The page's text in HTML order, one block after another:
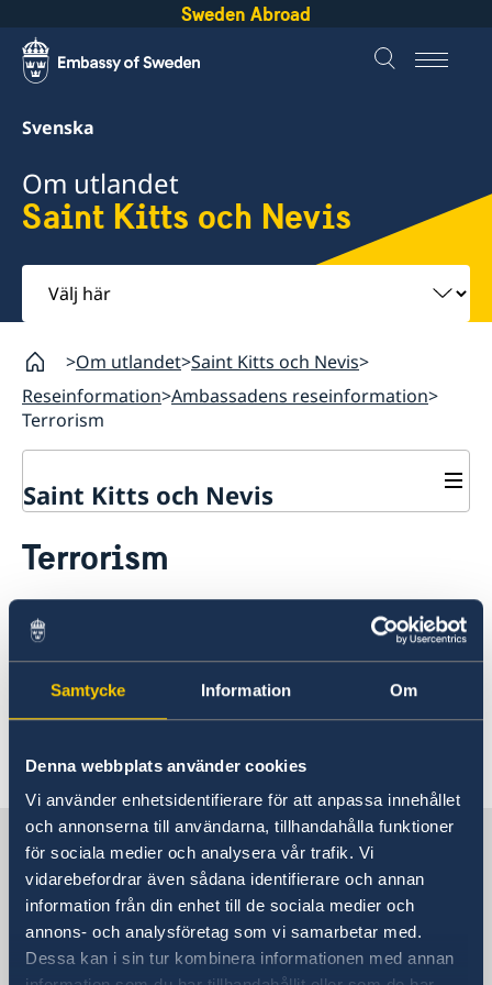
Samtycke Information Om
Denna webbplats använder cookies
Vi använder enhetsidentifierare för att anpassa innehållet
och annonserna till användarna, tillhandahålla funktioner
för sociala medier och analysera vår trafik. Vi
vidarebefordrar även sådana identifierare och annan
information från din enhet till de sociala medier och
annons- och analysföretag som vi samarbetar med.
Dessa kan i sin tur kombinera informationen med annan
Sweden Abroad
Svenska
Om utlandet
Saint Kitts och Nevis
Välj
här
Om utlandet Saint Kitts och Nevis
Reseinformation Ambassadens reseinformation
Terrorism
Saint Kitts och Nevis
Hjälp till svenskar i Saint Kitts och Nevis
Pass utomlands
Legaliseringar/apostille
Reseinformation
Ambassadens reseinformation
Aktuella händelser
Allmänna säkerhetsläget
Naturförhållanden och katastrofer
Hälso- och sjukvård
Lokala lagar och sedvänjor
Kriminalitet och personlig säkerhet
Trafiksäkerhet
In- och utresebestämmelser
Terrorism
Under normala omständigheter bedöms det
inte finnas risk för terrordåd i landet.
Om terrorism och hot utomlands.
Senast uppdaterad 09 juli 2026, 10.54
Sverige i Saint Kitts och Nevis
Svenska utlandsmyndigheter för
landet